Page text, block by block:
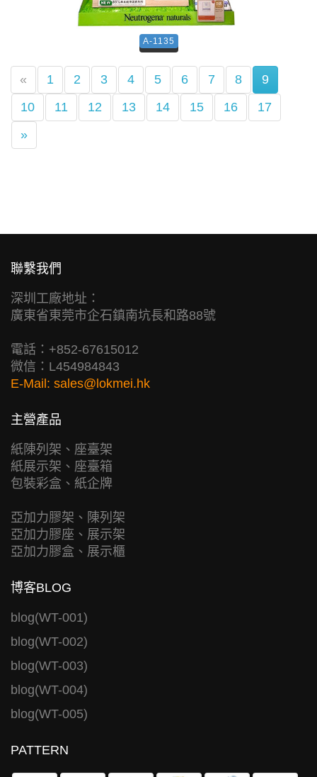
A-1135
« 1 2 3 4 5 6 7 8 9(current)
10
11 12 13 14 15 16
17
»
聯繫我們
深圳工廠地址：
廣東省東莞市企石鎮南坑長和路88號
電話：+852-67615012
微信：L454984843
E-Mail: sales@lokmei.hk
主營產品
紙陳列架、座臺架
紙展示架、座臺箱
包裝彩盒、紙企牌
亞加力膠架、陳列架
亞加力膠座、展示架
亞加力膠盒、展示櫃
博客BLOG
blog(WT-001)
blog(WT-002)
blog(WT-003)
blog(WT-004)
blog(WT-005)
PATTERN